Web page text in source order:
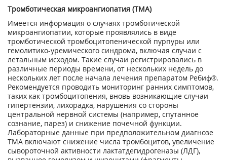
Тромботическая микроангиопатия (ТМА)
Имеется информация о случаях тромботической
микроангиопатии, которые проявлялись в виде
тромботической тромбоцитопенической пурпуры или
гемолитико-уремического синдрома, включая случаи с
летальным исходом. Такие случаи регистрировались в
различные периоды времени, от нескольких недель до
нескольких лет после начала лечения препаратом Ребиф®.
Рекомендуется проводить мониторинг ранних симптомов,
таких как тромбоцитопения, вновь возникающие случаи
гипертензии, лихорадка, нарушения со стороны
центральной нервной системы (например, спутанное
сознание, парез) и снижение почечной функции.
Лабораторные данные при предположительном диагнозе
ТМА включают снижение числа тромбоцитов, увеличение
сывороточной активности лактатдегидрогеназы (ЛДГ),